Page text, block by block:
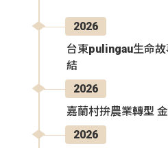
2026
台東pulingau生命
結
2026
嘉蘭村拚農業轉型
2026